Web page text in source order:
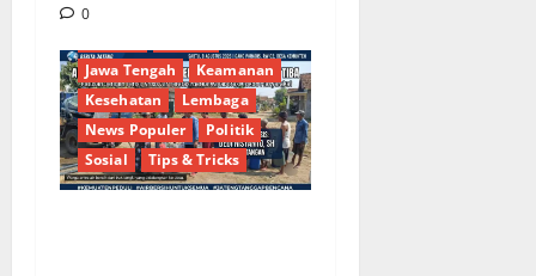
0Berita Terkini
Jawa Tengah
Keamanan
Kesehatan
Lembaga
News Populer
Politik
Sosial
Tips & Tricks